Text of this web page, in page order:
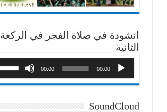
انشودة في صلاة الفجر في الركعة
الثانية
00:00
00:00
SoundCloud